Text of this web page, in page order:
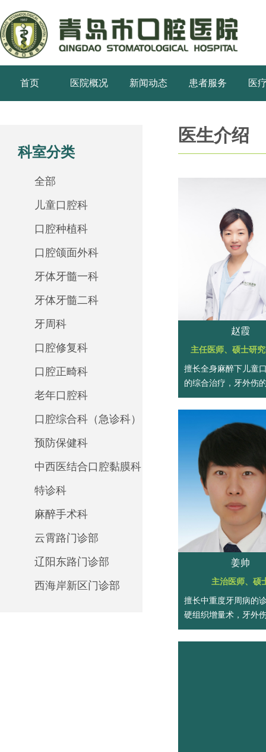
首页 医院概况 新闻动态 患者服务 医
科室分类
全部
儿童口腔科
口腔种植科
口腔颌面外科
牙体牙髓一科
牙体牙髓二科
牙周科
口腔修复科
口腔正畸科
老年口腔科
口腔综合科（急诊科）
预防保健科
中西医结合口腔黏膜科
特诊科
麻醉手术科
云霄路门诊部
辽阳东路门诊部
西海岸新区门诊部
医生介绍
赵霞
主任医师、硕士研
擅长全身麻醉下儿童
的综合治疗，牙外伤
疗，低龄儿童龋病综
早期错颌畸形的咬合
及镇静、微创等特色
姜帅
主治医师、硕
擅长中重度牙周病的
硬组织增量术，牙外
植、前牙美学微创种
化导板导航种植、上